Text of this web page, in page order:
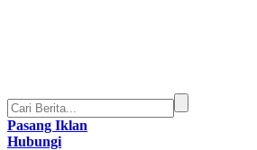
Pasang Iklan
Hubungi